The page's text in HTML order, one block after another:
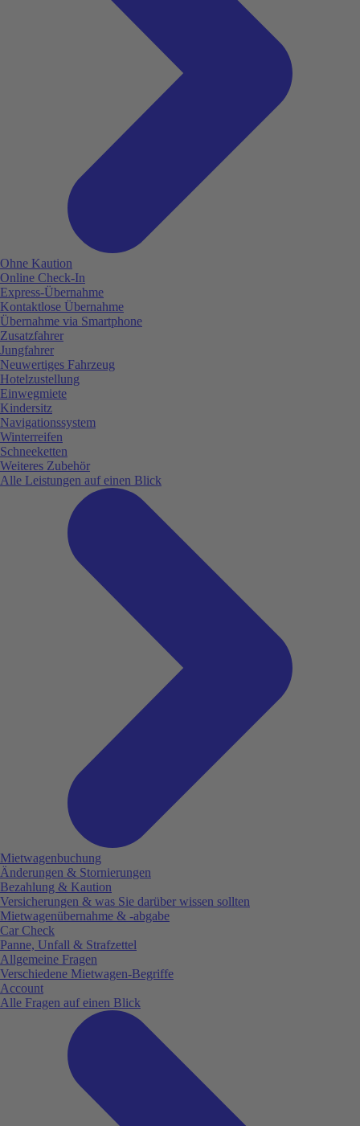
Ohne Kaution
Online Check-In
Express-Übernahme
Kontaktlose Übernahme
Übernahme via Smartphone
Zusatzfahrer
Jungfahrer
Neuwertiges Fahrzeug
Hotelzustellung
Einwegmiete
Kindersitz
Navigationssystem
Winterreifen
Schneeketten
Weiteres Zubehör
Alle Leistungen auf einen Blick
Mietwagenbuchung
Änderungen & Stornierungen
Bezahlung & Kaution
Versicherungen & was Sie darüber wissen sollten
Mietwagenübernahme & -abgabe
Car Check
Panne, Unfall & Strafzettel
Allgemeine Fragen
Verschiedene Mietwagen-Begriffe
Account
Alle Fragen auf einen Blick